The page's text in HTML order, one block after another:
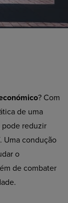
? Com
de uma
pode reduzir
Uma condução
o
de combater